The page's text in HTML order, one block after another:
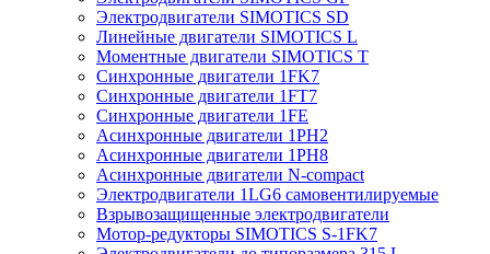
Электродвигатели SIMOTICS SD
Линейные двигатели SIMOTICS L
Моментные двигатели SIMOTICS T
Синхронные двигатели 1FK7
Синхронные двигатели 1FT7
Синхронные двигатели 1FE
Асинхронные двигатели 1PH2
Асинхронные двигатели 1PH8
Асинхронные двигатели N-compact
Электродвигатели 1LG6 cамовентилируемые
Взрывозащищенные электродвигатели
Мотор-редукторы SIMOTICS S-1FK7